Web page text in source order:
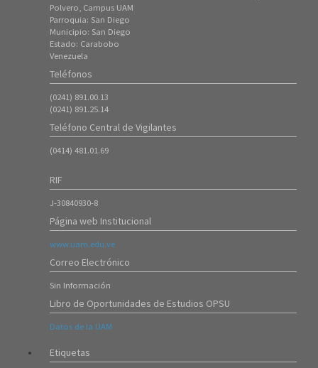
Instrucciones para proceso de PreInscripción (Nuevos Ingresos
Período 20261)
ATENCIÓN ---- Inscripción de Estudiantes Regulares en el Período
08/Oct/2025
Ingresos (20253)
07/Oct/2025
Instrucciones para el proceso de Ingreso mediante Prueba de
Instrucciones para el proceso de Admisión 20253 (Curso
Introductorio)
16/Jul/2025
ATENCIÓN ---- Inscripción de Estudiantes Regulares en el Período
Polvero, Campus UAM
Parroquia: San Diego
Municipio: San Diego
Estado: Carabobo
Venezuela
Teléfonos
(0241) 891.00.13
(0241) 891.25.14
Teléfono Central de Vigilantes
(0414) 481.01.69
RIF
J-30840930-8
Página web Institucional
www.uam.edu.ve
Correo Electrónico
Sin Información
Libro de Oportunidades de Estudios OPSU
Datos de la UAM
Etiquetas